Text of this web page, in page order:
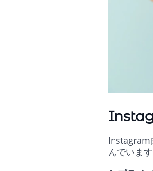
Instagram
んでいま